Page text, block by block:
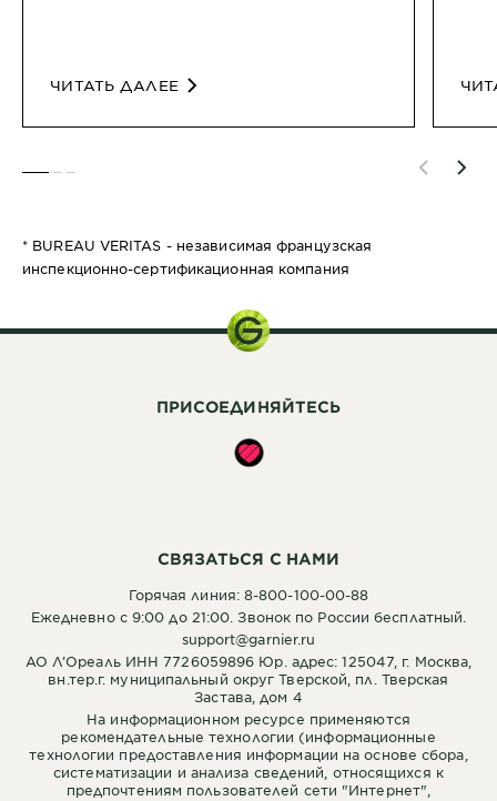
ЧИТАТЬ ДАЛЕЕ
* BUREAU VERITAS - независимая французская
инспекционно-сертификационная компания
СВЯЗАТЬСЯ С НАМИ
Горячая линия: 8-800-100-00-88
Ежедневно с 9:00 до 21:00. Звонок по России бесплатный.
support@garnier.ru
АО Л’Ореаль ИНН 7726059896 Юр. адрес: 125047, г. Москва,
вн.тер.г. муниципальный округ Тверской, пл. Тверская
Застава, дом 4
На информационном ресурсе применяются
рекомендательные технологии (информационные
технологии предоставления информации на основе сбора,
систематизации и анализа сведений, относящихся к
предпочтениям пользователей сети "Интернет",
ПРИСОЕДИНЯЙТЕСЬ